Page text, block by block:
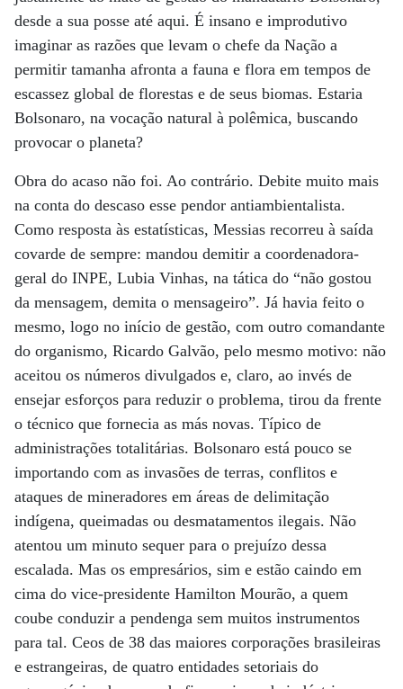
desde a sua posse até aqui. É insano e improdutivo
imaginar as razões que levam o chefe da Nação a
permitir tamanha afronta a fauna e flora em tempos de
escassez global de florestas e de seus biomas. Estaria
Bolsonaro, na vocação natural à polêmica, buscando
provocar o planeta?
Obra do acaso não foi. Ao contrário. Debite muito mais
na conta do descaso esse pendor antiambientalista.
Como resposta às estatísticas, Messias recorreu à saída
covarde de sempre: mandou demitir a coordenadora-
geral do INPE, Lubia Vinhas, na tática do “não gostou
da mensagem, demita o mensageiro”. Já havia feito o
mesmo, logo no início de gestão, com outro comandante
do organismo, Ricardo Galvão, pelo mesmo motivo: não
aceitou os números divulgados e, claro, ao invés de
ensejar esforços para reduzir o problema, tirou da frente
o técnico que fornecia as más novas. Típico de
administrações totalitárias. Bolsonaro está pouco se
importando com as invasões de terras, conflitos e
ataques de mineradores em áreas de delimitação
indígena, queimadas ou desmatamentos ilegais. Não
atentou um minuto sequer para o prejuízo dessa
escalada. Mas os empresários, sim e estão caindo em
cima do vice-presidente Hamilton Mourão, a quem
coube conduzir a pendenga sem muitos instrumentos
para tal. Ceos de 38 das maiores corporações brasileiras
e estrangeiras, de quatro entidades setoriais do